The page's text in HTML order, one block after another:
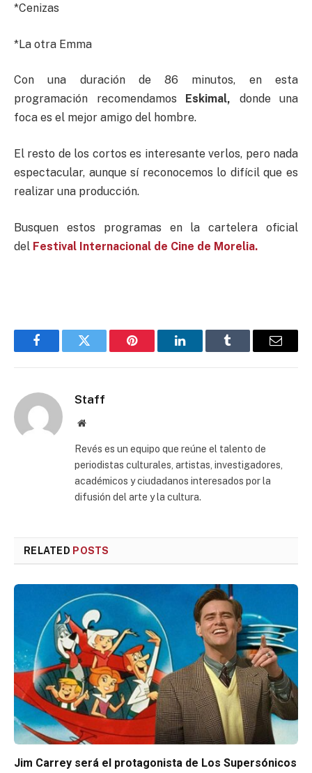
*Cenizas
*La otra Emma
Con una duración de 86 minutos, en esta
programación recomendamos
Eskimal, donde una
foca es el mejor amigo del hombre.
El resto de los cortos es interesante verlos, pero nada
espectacular, aunque sí reconocemos lo difícil que es
realizar una producción.
Busquen estos programas en la cartelera oficial
del Festival Internacional de Cine de Morelia.
FacebookTwitter Pinterest LinkedInTumblr Email
Staff
Website
Revés es un equipo que reúne el talento de
periodistas culturales, artistas, investigadores,
académicos y ciudadanos interesados por la
difusión del arte y la cultura.
RELATED POSTS
Jim Carrey será el protagonista de Los Supersónicos